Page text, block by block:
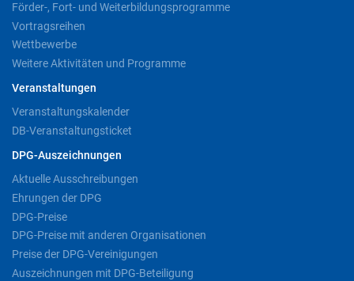
Förder-, Fort- und Weiterbildungsprogramme
Vortragsreihen
Wettbewerbe
Weitere Aktivitäten und Programme
Veranstaltungen
Veranstaltungskalender
DB-Veranstaltungsticket
DPG-Auszeichnungen
Aktuelle Ausschreibungen
Ehrungen der DPG
DPG-Preise
DPG-Preise mit anderen Organisationen
Preise der DPG-Vereinigungen
Auszeichnungen mit DPG-Beteiligung